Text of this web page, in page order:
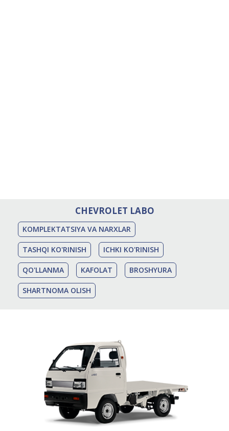
CHEVROLET LABO
KOMPLEKTATSIYA VA NARXLAR
TASHQI KO'RINISH ICHKI KO'RINISH
QO'LLANMA KAFOLAT BROSHYURA
SHARTNOMA OLISH